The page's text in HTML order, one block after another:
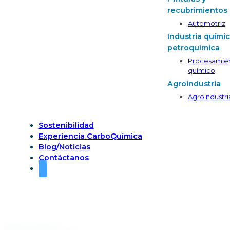
recubrimientos
Automotriz
Industria
petroquímica
químico
Agroindustria
Sostenibilidad
Experiencia CarboQuímica
Blog/Noticias
Contáctanos